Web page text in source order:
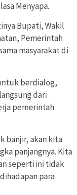
Menyapa.
Bupati, Wakil
Pemerintah
masyarakat di
berdialog,
dari
pemerintah
banjir, akan kita
panjangnya. Kita
seperti ini tidak
para